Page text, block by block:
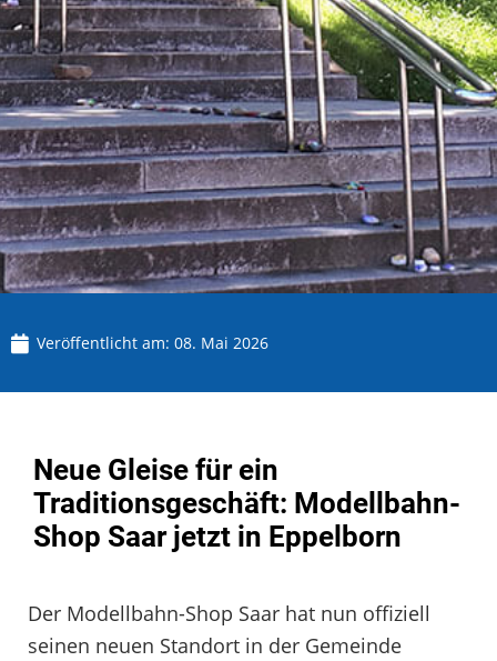
Veröffentlicht am: 08. Mai 2026
Neue Gleise für ein
Traditionsgeschäft: Modellbahn-
Shop Saar jetzt in Eppelborn
Der Modellbahn-Shop Saar hat nun offiziell
seinen neuen Standort in der Gemeinde